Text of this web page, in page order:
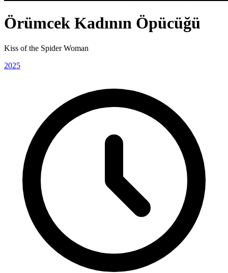
Örümcek Kadının Öpücüğü
Kiss of the Spider Woman
2025